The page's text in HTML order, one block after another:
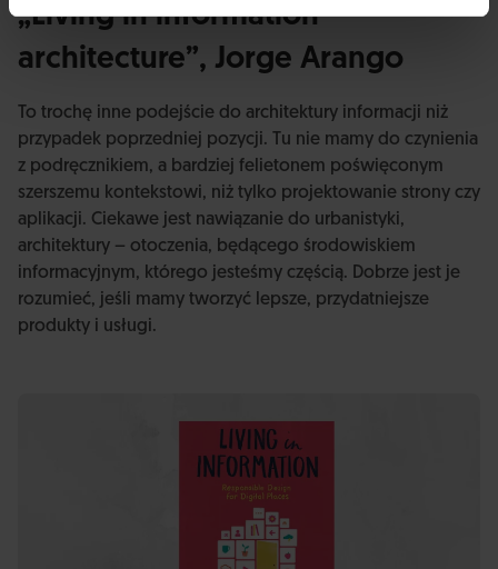
„Living in information
architecture”, Jorge Arango
To trochę inne podejście do architektury informacji niż
przypadek poprzedniej pozycji. Tu nie mamy do czynienia
z podręcznikiem, a bardziej felietonem poświęconym
szerszemu kontekstowi, niż tylko projektowanie strony czy
aplikacji. Ciekawe jest nawiązanie do urbanistyki,
architektury – otoczenia, będącego środowiskiem
informacyjnym, którego jesteśmy częścią. Dobrze jest je
rozumieć, jeśli mamy tworzyć lepsze, przydatniejsze
produkty i usługi.